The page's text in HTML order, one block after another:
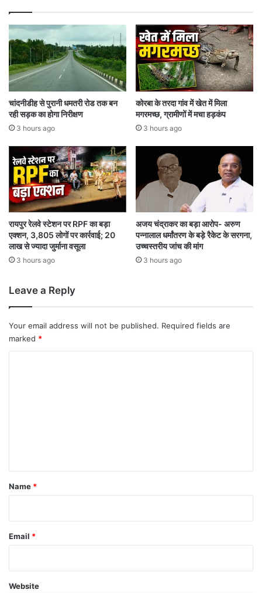
ल
भ
रा
व
क्षे
त्रों
का
नि
री
क्ष
चांदनीडीह से पुरानी धमतरी रोड तक बन
रही सड़क का होगा निरीक्षण
3 hours ago
कोरबा के तरदा गांव में खेत में मिला
मगरमच्छ, ग्रामीणों में मचा हड़कंप
3 hours ago
रायपुर रेलवे स्टेशन पर RPF का बड़ा
एक्शन, 3,805 लोगों पर कार्रवाई; 20
लाख से ज्यादा जुर्माना वसूला
3 hours ago
अजय चंद्राकर का बड़ा आरोप- अरुण
पन्नालाल धर्मांतरण के बड़े रैकेट के सरगना,
उच्चस्तरीय जांच की मांग
3 hours ago
Leave a Reply
Your email address will not be published. Required fields are
marked *
*
Name *
Email *
Website